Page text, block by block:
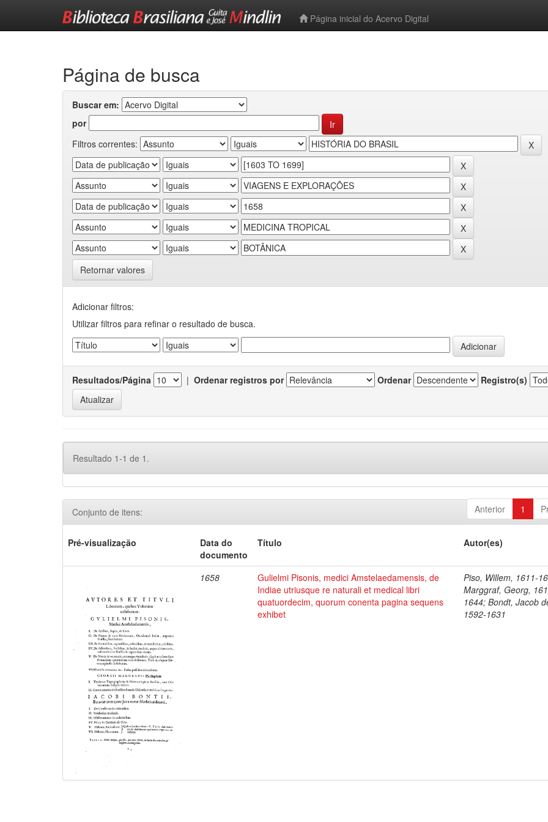
Página inicial do Acervo Digital
Página de busca
Buscar em:
por
Filtros correntes:
Retornar valores
Adicionar filtros:
Utilizar filtros para refinar o resultado de busca.
Resultados/Página | Ordenar registros por Ordenar Registro(s)
Resultado 1-1 de 1.
Anterior 1
Conjunto de itens:
Pré-visualização
Data do
documento
Título Autor(es)
1658
Gulielmi Pisonis, medici Amstelaedamensis, de
Indiae utriusque re naturali et medical libri
quatuordecim, quorum conenta pagina sequens
exhibet
Piso, Willem, 1611-
Marggraf, Georg,
1644; Bondt, Jacob
1592-1631